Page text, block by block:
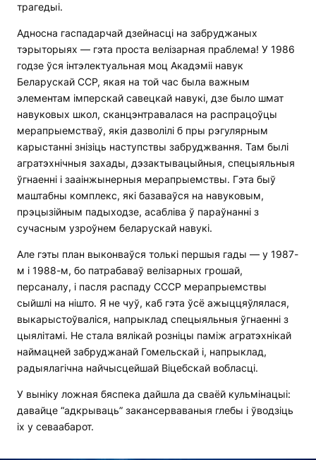
трагедыі.
Адносна гаспадарчай дзейнасці на забруджаных
тэрыторыях — гэта проста велізарная праблема! У 1986
годзе ўся інтэлектуальная моц Акадэміі навук
Беларускай ССР, якая на той час была важным
элементам імперскай савецкай навукі, дзе было шмат
навуковых школ, сканцэнтравалася на распрацоўцы
мерапрыемстваў, якія дазволілі б пры рэгулярным
карыстанні знізіць наступствы забруджвання. Там былі
агратэхнічныя захады, дэзактывацыйныя, спецыяльныя
ўгнаенні і зааінжынерныя мерапрыемствы. Гэта быў
маштабны комплекс, які базаваўся на навуковым,
прэцызійным падыходзе, асабліва ў параўнанні з
сучасным узроўнем беларускай навукі.
Але гэты план выконваўся толькі першыя гады — у 1987-
м і 1988-м, бо патрабаваў велізарных грошай,
персаналу, і пасля распаду СССР мерапрыемствы
сыйшлі на нішто. Я не чуў, каб гэта ўсё ажыццяўлялася,
выкарыстоўваліся, напрыклад спецыяльныя ўгнаенні з
цыялітамі. Не стала вялікай розніцы паміж агратэхнікай
наймацней забруджанай Гомельскай і, напрыклад,
радыялагічна найчысцейшай Віцебскай вобласці.
У выніку ложная бяспека дайшла да сваёй кульмінацыі:
давайце “адкрываць” закансерваваныя глебы і ўводзіць
іх у севаабарот.